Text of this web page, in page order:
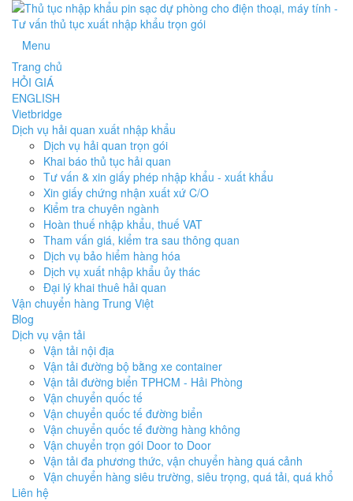
Menu
Trang chủ
HỎI GIÁ
ENGLISH
Vietbridge
Dịch vụ hải quan xuất nhập khẩu
Dịch vụ hải quan trọn gói
Khai báo thủ tục hải quan
Tư vấn & xin giấy phép nhập khẩu - xuất khẩu
Xin giấy chứng nhận xuất xứ C/O
Kiểm tra chuyên ngành
Hoàn thuế nhập khẩu, thuế VAT
Tham vấn giá, kiểm tra sau thông quan
Dịch vụ bảo hiểm hàng hóa
Dịch vụ xuất nhập khẩu ủy thác
Đại lý khai thuê hải quan
Vận chuyển hàng Trung Việt
Blog
Dịch vụ vận tải
Vận tải nội địa
Vận tải đường bộ bằng xe container
Vận tải đường biển TPHCM - Hải Phòng
Vận chuyển quốc tế
Vận chuyển quốc tế đường biển
Vận chuyển quốc tế đường hàng không
Vận chuyển trọn gói Door to Door
Vận tải đa phương thức, vận chuyển hàng quá cảnh
Vận chuyển hàng siêu trường, siêu trọng, quá tải, quá khổ
Liên hệ